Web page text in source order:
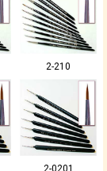
2-210
2-0201